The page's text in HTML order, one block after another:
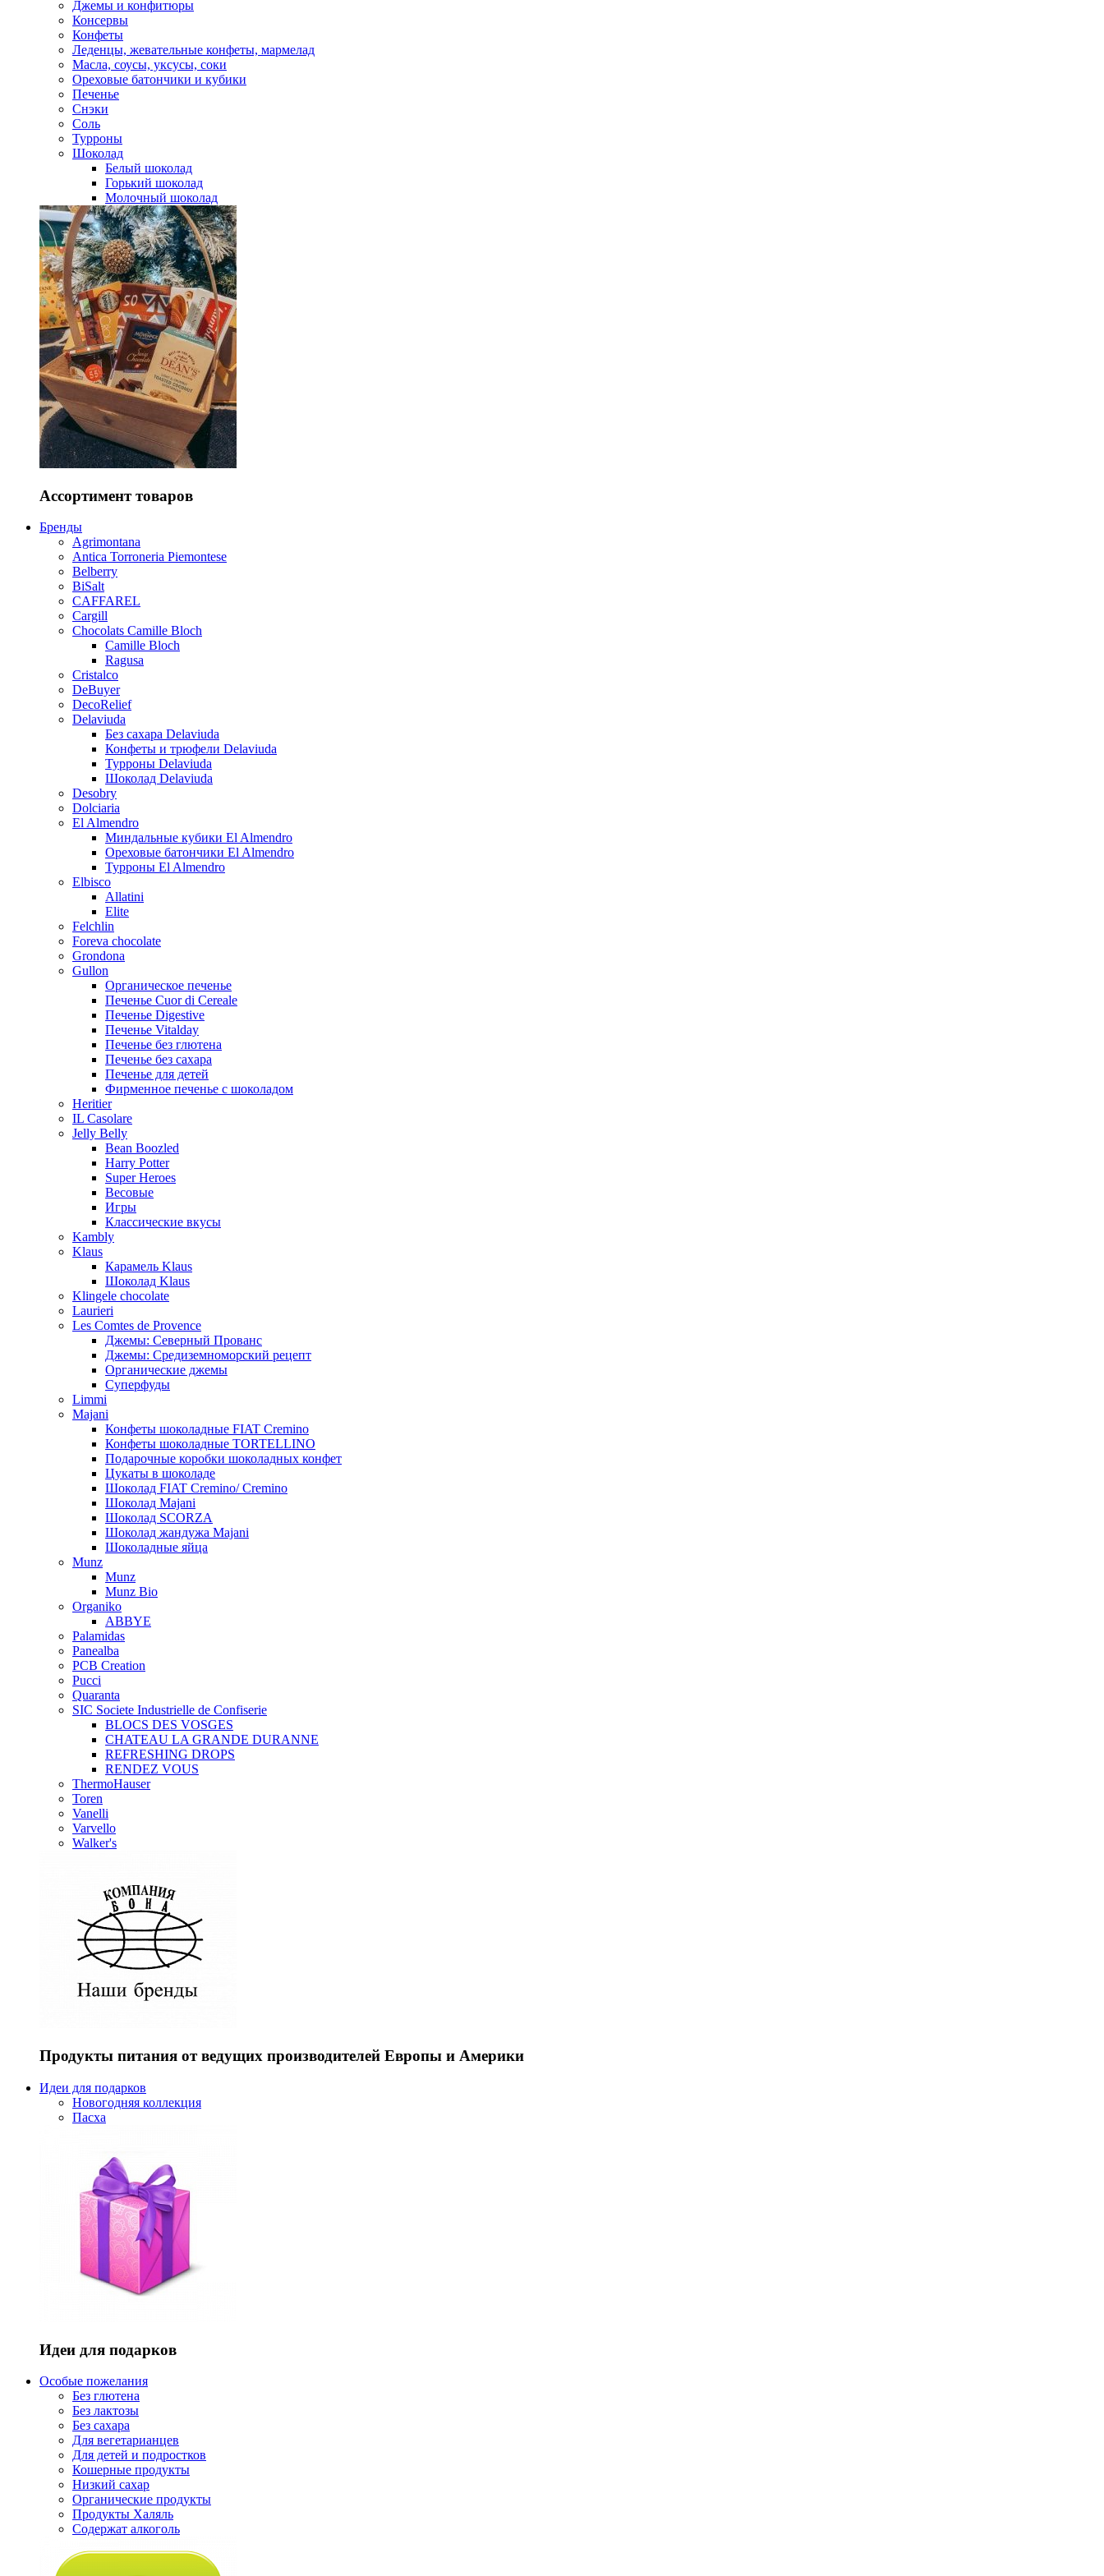
Джемы и конфитюры
Консервы
Конфеты
Леденцы, жевательные конфеты, мармелад
Масла, соусы, уксусы, соки
Ореховые батончики и кубики
Печенье
Снэки
Соль
Турроны
Шоколад
Белый шоколад
Горький шоколад
Молочный шоколад
Ассортимент товаров
Бренды
Agrimontana
Antica Torroneria Piemontese
Belberry
BiSalt
CAFFAREL
Cargill
Chocolats Camille Bloch
Camille Bloch
Ragusa
Cristalco
DeBuyer
DecoRelief
Delaviuda
Без сахара Delaviuda
Конфеты и трюфели Delaviuda
Турроны Delaviuda
Шоколад Delaviuda
Desobry
Dolciaria
El Almendro
Миндальные кубики El Almendro
Ореховые батончики El Almendro
Турроны El Almendro
Elbisco
Allatini
Elite
Felchlin
Foreva chocolate
Grondona
Gullon
Органическое печенье
Печенье Cuor di Cereale
Печенье Digestive
Печенье Vitalday
Печенье без глютена
Печенье без сахара
Печенье для детей
Фирменное печенье с шоколадом
Heritier
IL Casolare
Jelly Belly
Bean Boozled
Harry Potter
Super Heroes
Весовые
Игры
Классические вкусы
Kambly
Klaus
Карамель Klaus
Шоколад Klaus
Klingele chocolate
Laurieri
Les Comtes de Provence
Джемы: Северный Прованс
Джемы: Средиземноморский рецепт
Органические джемы
Суперфуды
Limmi
Majani
Конфеты шоколадные FIAT Cremino
Конфеты шоколадные TORTELLINO
Подарочные коробки шоколадных конфет
Цукаты в шоколаде
Шоколад FIAT Cremino/ Cremino
Шоколад Majani
Шоколад SCORZA
Шоколад жандужа Majani
Шоколадные яйца
Munz
Munz
Munz Bio
Organiko
ABBYE
Palamidas
Panealba
PCB Creation
Pucci
Quaranta
SIC Societe Industrielle de Confiserie
BLOCS DES VOSGES
CHATEAU LA GRANDE DURANNE
REFRESHING DROPS
RENDEZ VOUS
ThermoHauser
Toren
Vanelli
Varvello
Walker's
Продукты питания от ведущих производителей Европы и Америки
Идеи для подарков
Новогодняя коллекция
Пасха
Идеи для подарков
Особые пожелания
Без глютена
Без лактозы
Без сахара
Для вегетарианцев
Для детей и подростков
Кошерные продукты
Низкий сахар
Органические продукты
Продукты Халяль
Содержат алкоголь